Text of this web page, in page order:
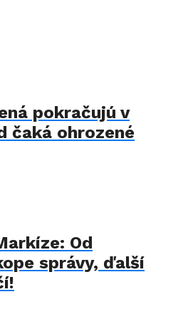
pokračujú v
čaká ohrozené
Od
správy, ďalší